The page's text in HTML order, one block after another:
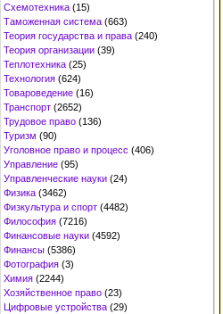
Схемотехника (15)
Таможенная система (663)
Теория государства и права (240)
Теория организации (39)
Теплотехника (25)
Технология (624)
Товароведение (16)
Транспорт (2652)
Трудовое право (136)
Туризм (90)
Уголовное право и процесс (406)
Управление (95)
Управленческие науки (24)
Физика (3462)
Физкультура и спорт (4482)
Философия (7216)
Финансовые науки (4592)
Финансы (5386)
Фотография (3)
Химия (2244)
Хозяйственное право (23)
Цифровые устройства (29)